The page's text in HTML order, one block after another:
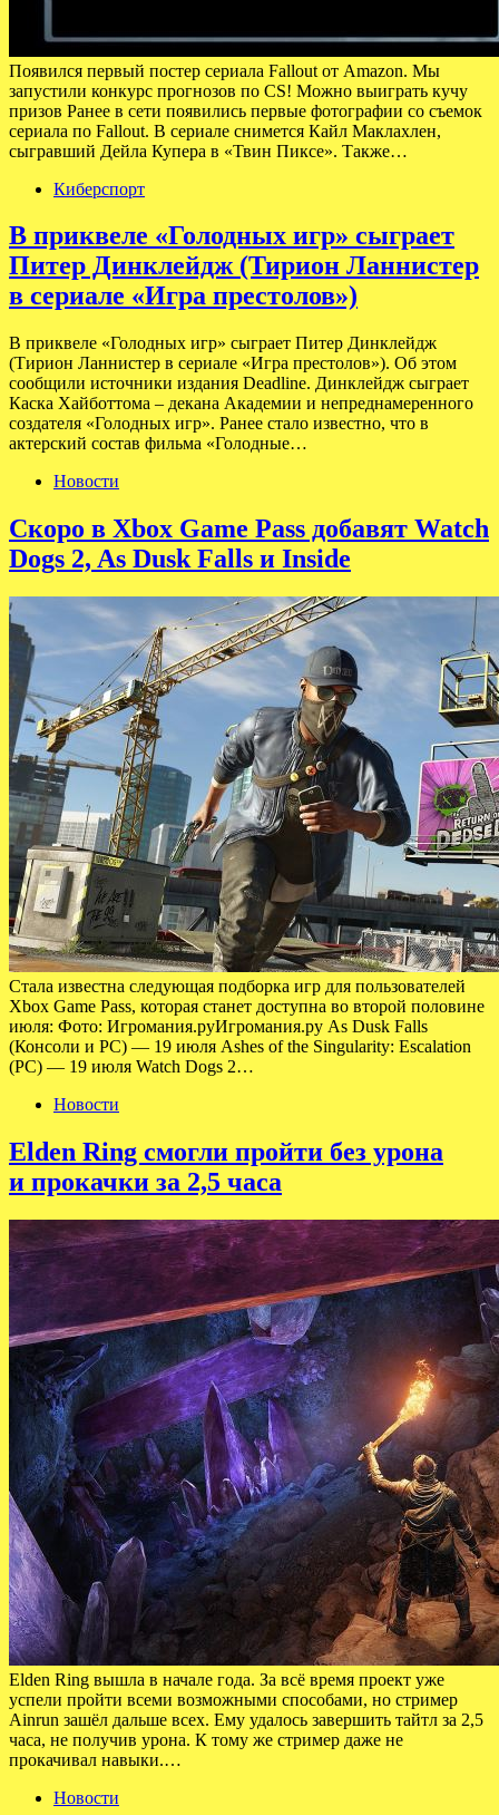
Появился первый постер сериала Fallout от Amazon. Мы
запустили конкурс прогнозов по CS! Можно выиграть кучу
призов Ранее в сети появились первые фотографии со съемок
сериала по Fallout. В сериале снимется Кайл Маклахлен,
сыгравший Дейла Купера в «Твин Пиксе». Также…
Киберспорт
В приквеле «Голодных игр» сыграет
Питер Динклейдж (Тирион Ланнистер
в сериале «Игра престолов»)
В приквеле «Голодных игр» сыграет Питер Динклейдж
(Тирион Ланнистер в сериале «Игра престолов»). Об этом
сообщили источники издания Deadline. Динклейдж сыграет
Каска Хайботтома – декана Академии и непреднамеренного
создателя «Голодных игр». Ранее стало известно, что в
актерский состав фильма «Голодные…
Новости
Скоро в Xbox Game Pass добавят Watch
Dogs 2, As Dusk Falls и Inside
Стала известна следующая подборка игр для пользователей
Xbox Game Pass, которая станет доступна во второй половине
июля: Фото: Игромания.руИгромания.ру As Dusk Falls
(Консоли и PC) — 19 июля Ashes of the Singularity: Escalation
(PC) — 19 июля Watch Dogs 2…
Новости
Elden Ring смогли пройти без урона
и прокачки за 2,5 часа
Elden Ring вышла в начале года. За всё время проект уже
успели пройти всеми возможными способами, но стример
Ainrun зашёл дальше всех. Ему удалось завершить тайтл за 2,5
часа, не получив урона. К тому же стример даже не
прокачивал навыки.…
Новости